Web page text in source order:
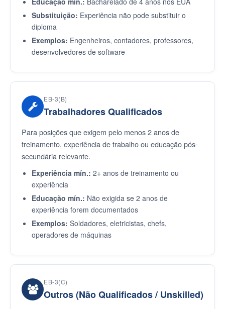
Substituição: Experiência não pode substituir o
diploma
Exemplos: Engenheiros, contadores, professores,
desenvolvedores de software
EB-3(B)
Trabalhadores Qualificados
Para posições que exigem pelo menos 2 anos de
treinamento, experiência de trabalho ou educação pós-
secundária relevante.
Experiência mín.: 2+ anos de treinamento ou
experiência
Educação mín.: Não exigida se 2 anos de
experiência forem documentados
Exemplos: Soldadores, eletricistas, chefs,
operadores de máquinas
EB-3(C)
Outros (Não Qualificados / Unskilled)